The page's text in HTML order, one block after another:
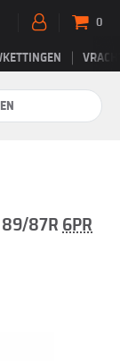
0
89/87R 6PR